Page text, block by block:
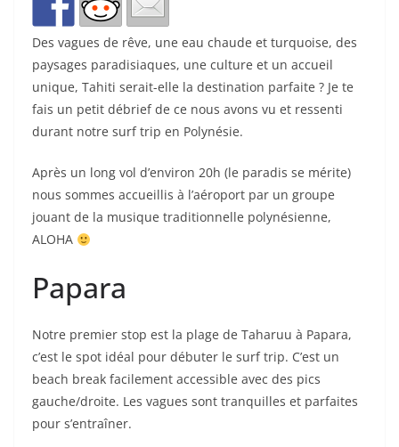
Des vagues de rêve, une eau chaude et turquoise, des
paysages paradisiaques, une culture et un accueil
unique, Tahiti serait-elle la destination parfaite ? Je te
fais un petit débrief de ce nous avons vu et ressenti
durant notre surf trip en Polynésie.
Après un long vol d’environ 20h (le paradis se mérite)
nous sommes accueillis à l’aéroport par un groupe
jouant de la musique traditionnelle polynésienne,
ALOHA
Papara
Notre premier stop est la plage de Taharuu à Papara,
c’est le spot idéal pour débuter le surf trip. C’est un
beach break facilement accessible avec des pics
gauche/droite. Les vagues sont tranquilles et parfaites
pour s’entraîner.